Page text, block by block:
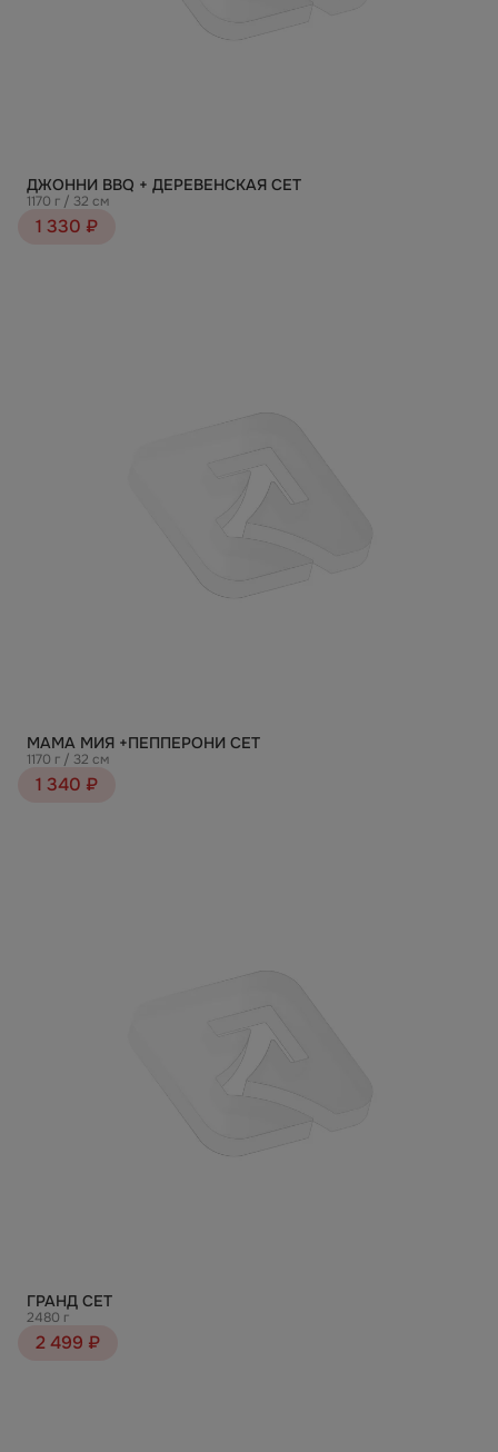
ДЖОННИ ВВQ + ДЕРЕВЕНСКАЯ СЕТ
1170 г / 32 см
1 330 ₽
МАМА МИЯ +ПЕППЕРОНИ СЕТ
1170 г / 32 см
1 340 ₽
ГРАНД СЕТ
2480 г
2 499 ₽